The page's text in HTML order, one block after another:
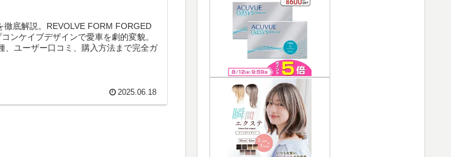
徹底解説。REVOLVE FORM FORGED
ンケイブデザインで愛車を劇的変貌。
、ユーザー口コミ、購入方法まで完全ガ
2025.06.18